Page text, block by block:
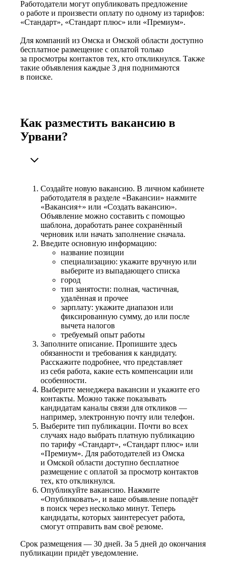
Работодатели могут опубликовать предложение
о работе и произвести оплату по одному из тарифов:
«Стандарт», «Стандарт плюс» или «Премиум».
Для компаний из Омска и Омской области доступно
бесплатное размещение с оплатой только
за просмотры контактов тех, кто откликнулся. Также
такие объявления каждые 3 дня поднимаются
в поиске.
Как разместить вакансию в
Урвани?
Создайте новую вакансию. В личном кабинете
работодателя в разделе «Вакансии» нажмите
«Вакансия+» или «Создать вакансию».
Объявление можно составить с помощью
шаблона, доработать ранее сохранённый
черновик или начать заполнение сначала.
Введите основную информацию:
название позиции
специализацию: укажите вручную или
выберите из выпадающего списка
город
тип занятости: полная, частичная,
удалённая и прочее
зарплату: укажите диапазон или
фиксированную сумму, до или после
вычета налогов
требуемый опыт работы
Заполните описание. Пропишите здесь
обязанности и требования к кандидату.
Расскажите подробнее, что представляет
из себя работа, какие есть компенсации или
особенности.
Выберите менеджера вакансии и укажите его
контакты. Можно также показывать
кандидатам каналы связи для откликов —
например, электронную почту или телефон.
Выберите тип публикации. Почти во всех
случаях надо выбрать платную публикацию
по тарифу «Стандарт», «Стандарт плюс» или
«Премиум». Для работодателей из Омска
и Омской области доступно бесплатное
размещение с оплатой за просмотр контактов
тех, кто откликнулся.
Опубликуйте вакансию. Нажмите
«Опубликовать», и ваше объявление попадёт
в поиск через несколько минут. Теперь
кандидаты, которых заинтересует работа,
смогут отправить вам своё резюме.
Срок размещения — 30 дней. За 5 дней до окончания
публикации придёт уведомление.